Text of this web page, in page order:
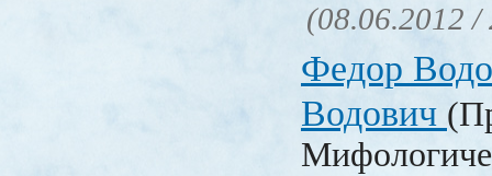
(08.06.2012 /
Федор
Водович